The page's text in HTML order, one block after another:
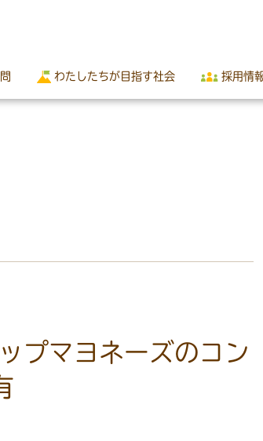
わたしたちが目指す社会 採用情
プマヨネーズのコン